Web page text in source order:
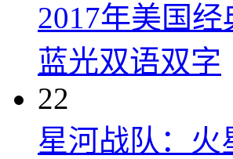
2017年美国
蓝光双语双字
22
星河战队：火